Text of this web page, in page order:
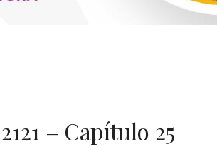
2121 – Capítulo 25